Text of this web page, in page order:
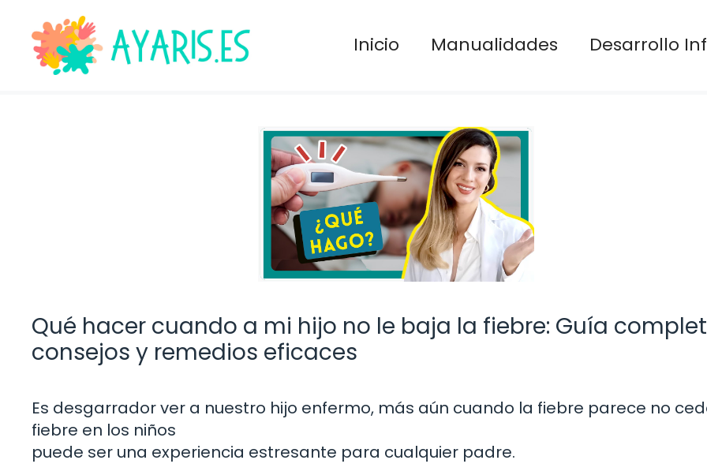
contenido
Inicio Manualidades Desarrollo
Qué hacer cuando a mi hijo no le baja la fiebre: Guía
consejos y remedios eficaces
Es desgarrador ver a nuestro hijo enfermo, más aún cuando la fiebre parece no
fiebre en los niños
puede ser una experiencia estresante para cualquier padre.